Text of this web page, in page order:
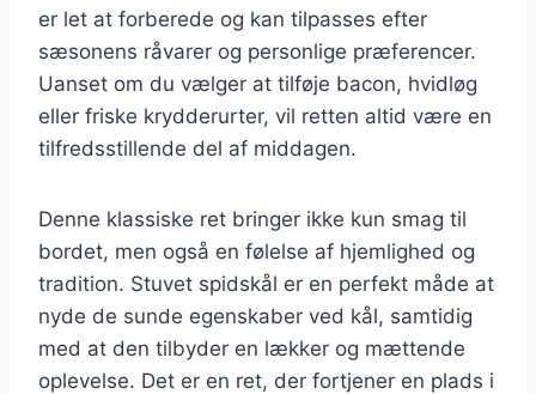
er let at forberede og kan tilpasses efter
sæsonens råvarer og personlige præferencer.
Uanset om du vælger at tilføje bacon, hvidløg
eller friske krydderurter, vil retten altid være en
tilfredsstillende del af middagen.
Denne klassiske ret bringer ikke kun smag til
bordet, men også en følelse af hjemlighed og
tradition. Stuvet spidskål er en perfekt måde at
nyde de sunde egenskaber ved kål, samtidig
med at den tilbyder en lækker og mættende
oplevelse. Det er en ret, der fortjener en plads i